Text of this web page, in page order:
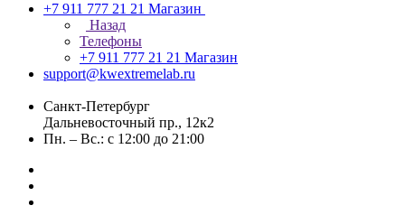
+7 911 777 21 21 Магазин
Назад
Телефоны
+7 911 777 21 21 Магазин
support@kwextremelab.ru
Санкт-Петербург
Дальневосточный пр., 12к2
Пн. – Вс.: с 12:00 до 21:00